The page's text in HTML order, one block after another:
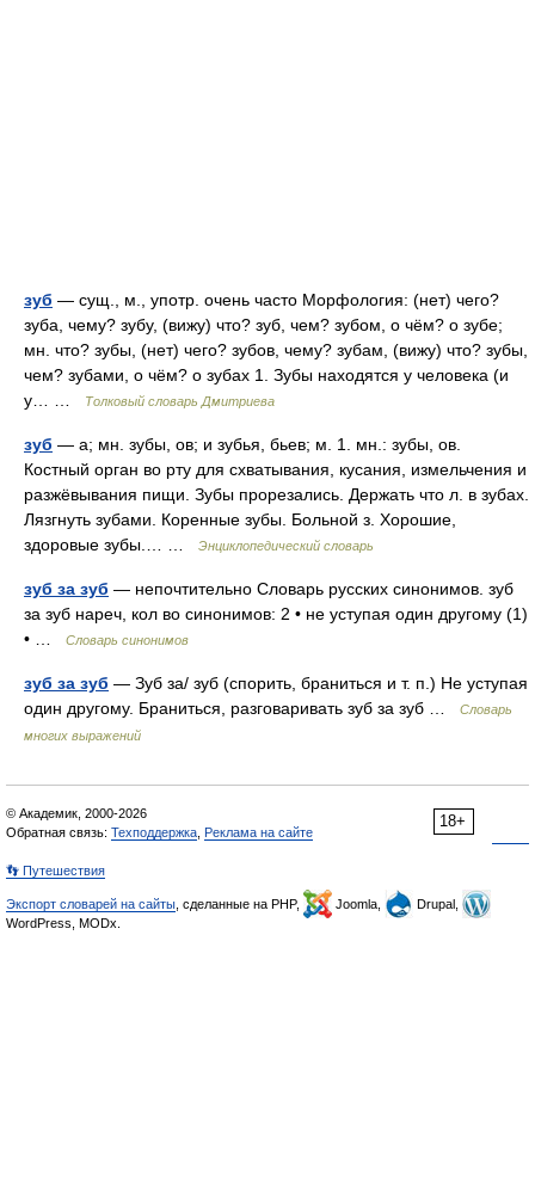
зуб — сущ., м., употр. очень часто Морфология: (нет) чего?
зуба, чему? зубу, (вижу) что? зуб, чем? зубом, о чём? о зубе;
мн. что? зубы, (нет) чего? зубов, чему? зубам, (вижу) что? зубы,
чем? зубами, о чём? о зубах 1. Зубы находятся у человека (и
у… …
Толковый словарь Дмитриева
зуб — а; мн. зубы, ов; и зубья, бьев; м. 1. мн.: зубы, ов.
Костный орган во рту для схватывания, кусания, измельчения и
разжёвывания пищи. Зубы прорезались. Держать что л. в зубах.
Лязгнуть зубами. Коренные зубы. Больной з. Хорошие,
здоровые зубы.… …
Энциклопедический словарь
зуб за зуб — непочтительно Словарь русских синонимов. зуб
за зуб нареч, кол во синонимов: 2 • не уступая один другому (1)
• …
Словарь синонимов
зуб за зуб — Зуб за/ зуб (спорить, браниться и т. п.) Не уступая
один другому. Браниться, разговаривать зуб за зуб …
Словарь
многих выражений
18+
© Академик, 2000-2026
Обратная связь: Техподдержка Реклама на сайте
👣 Путешествия
Экспорт словарей на сайты , сделанные на PHP, Joomla,
Drupal,
WordPress, MODx.